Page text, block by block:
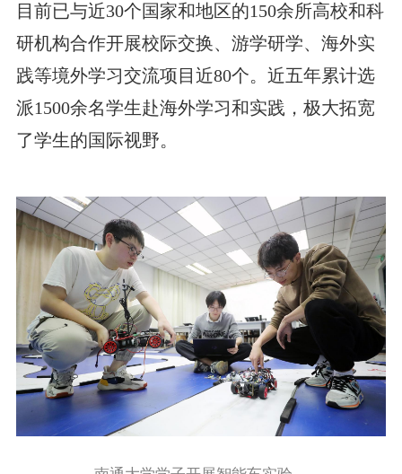
目前已与近30个国家和地区的150余所高校和科
研机构合作开展校际交换、游学研学、海外实
践等境外学习交流项目近80个。近五年累计选
派1500余名学生赴海外学习和实践，极大拓宽
了学生的国际视野。